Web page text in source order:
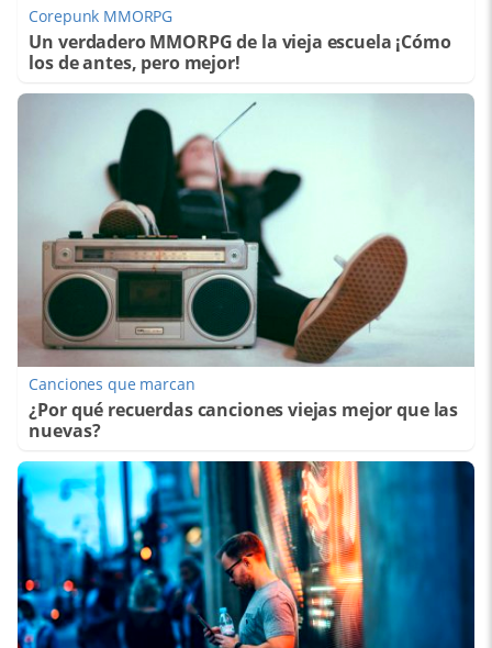
Corepunk MMORPG
Un verdadero MMORPG de la vieja escuela ¡Cómo
los de antes, pero mejor!
Canciones que marcan
¿Por qué recuerdas canciones viejas mejor que las
nuevas?